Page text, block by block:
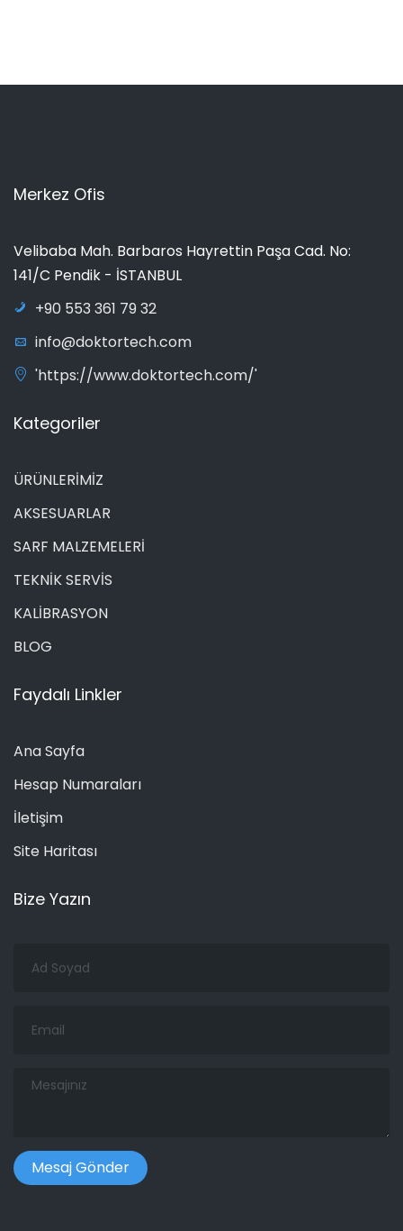
Merkez Ofis
Velibaba Mah. Barbaros Hayrettin Paşa Cad. No:
141/C Pendik - İSTANBUL
+90 553 361 79 32
info@doktortech.com
'https://www.doktortech.com/'
Kategoriler
ÜRÜNLERİMİZ
AKSESUARLAR
SARF MALZEMELERİ
TEKNİK SERVİS
KALİBRASYON
BLOG
Faydalı Linkler
Ana Sayfa
Hesap Numaraları
İletişim
Site Haritası
Bize Yazın
Soyad
Mesajınız